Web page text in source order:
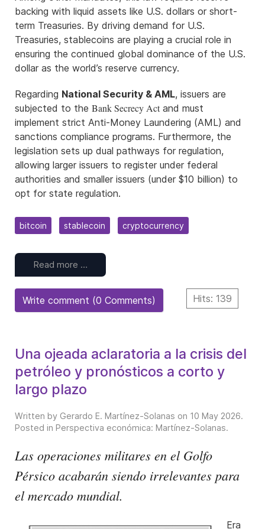
backing with liquid assets like U.S. dollars or short-
term Treasuries. By driving demand for U.S.
Treasuries, stablecoins are playing a crucial role in
ensuring the continued global dominance of the U.S.
dollar as the world’s reserve currency.
Regarding National Security & AML, issuers are
subjected to the Bank Secrecy Actand must
implement strict Anti-Money Laundering (AML) and
sanctions compliance programs. Furthermore, the
legislation sets up dual pathways for regulation,
allowing larger issuers to register under federal
authorities and smaller issuers (under $10 billion) to
opt for state regulation.
bitcoin stablecoin cryptocurrency
Read more …
Hits: 139
Write comment (0 Comments)
Una ojeada aclaratoria a la crisis del
petróleo y pronósticos a corto y
largo plazo
Written by Gerardo E. Martínez-Solanas on 10 May 2026.
Posted in Perspectiva económica: Martínez-Solanas.
Las operaciones militares en el Golfo
Pérsico acabarán siendo irrelevantes para
el mercado mundial.
Era